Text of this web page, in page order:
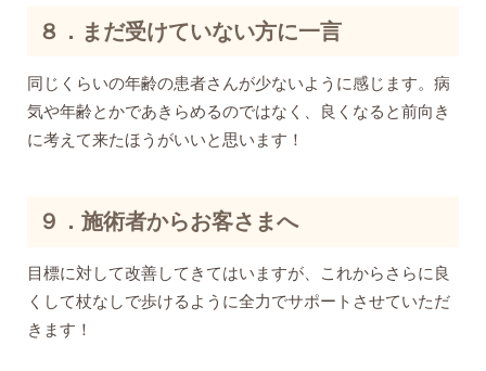
８．まだ受けていない方に一言
同じくらいの年齢の患者さんが少ないように感じます。病
気や年齢とかであきらめるのではなく、良くなると前向き
に考えて来たほうがいいと思います！
９．施術者からお客さまへ
目標に対して改善してきてはいますが、これからさらに良
くして杖なしで歩けるように全力でサポートさせていただ
きます！